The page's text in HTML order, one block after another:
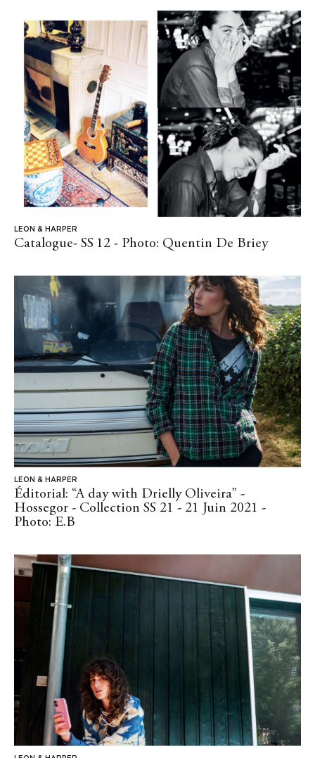
LEON & HARPER
Catalogue- SS 12 - Photo: Quentin De Briey
LEON & HARPER
Éditorial: “A day with Drielly Oliveira” -
Hossegor - Collection SS 21 - 21 Juin 2021 -
Photo: E.B